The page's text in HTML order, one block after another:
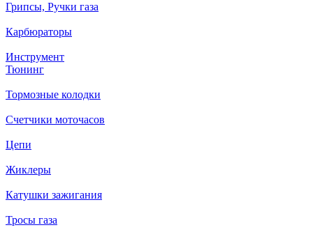
Грипсы, Ручки газа
Карбюраторы
Инструмент
Тюнинг
Тормозные колодки
Счетчики моточасов
Цепи
Жиклеры
Катушки зажигания
Тросы газа